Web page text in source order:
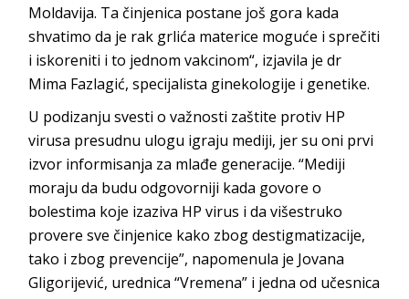
Moldavija. Ta činjenica postane još gora kada
shvatimo da je rak grlića materice moguće i sprečiti
i iskoreniti i to jednom vakcinom“, izjavila je dr
Mima Fazlagić, specijalista ginekologije i genetike.
U podizanju svesti o važnosti zaštite protiv HP
virusa presudnu ulogu igraju mediji, jer su oni prvi
izvor informisanja za mlađe generacije. “Mediji
moraju da budu odgovorniji kada govore o
bolestima koje izaziva HP virus i da višestruko
provere sve činjenice kako zbog destigmatizacije,
tako i zbog prevencije”, napomenula je Jovana
Gligorijević, urednica “Vremena” i jedna od učesnica